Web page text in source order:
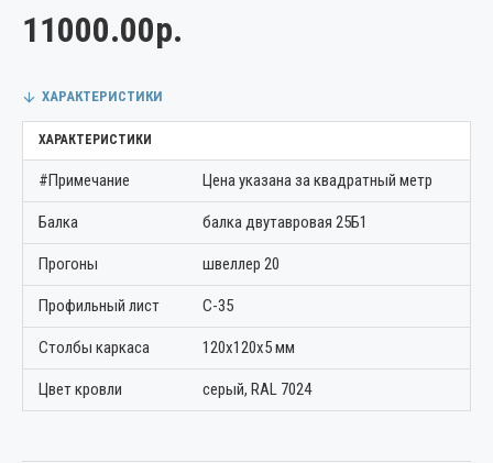
11000.00р.
ХАРАКТЕРИСТИКИ
ХАРАКТЕРИСТИКИ
#Примечание Цена указана за квадратный метр
Балка балка двутавровая 25Б1
Прогоны швеллер 20
Профильный лист С-35
Столбы каркаса 120х120х5 мм
Цвет кровли серый, RAL 7024